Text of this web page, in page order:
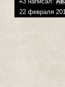
22 февраля